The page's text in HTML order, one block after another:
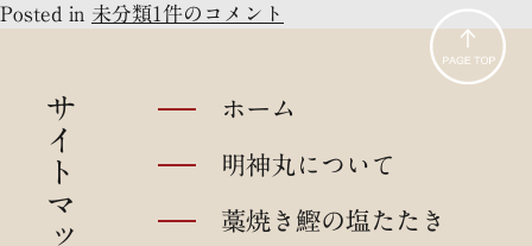
Posted in 未分類Hello
1件のコメント
サイトマップ ホーム
明神丸について
藁焼き鰹の塩たたき